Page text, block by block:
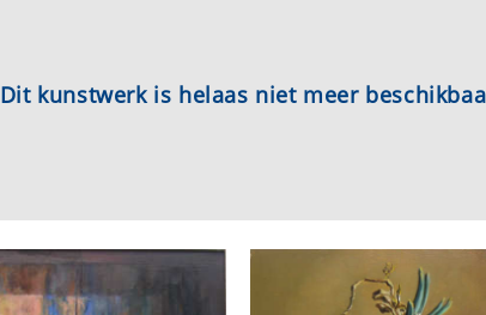
Dit kunstwerk is helaas niet meer